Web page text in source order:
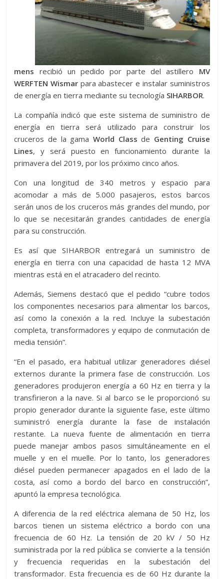
mens recibió un pedido por parte del astillero MV
WERFTEN Wismar para abastecer e instalar suministros
de energía en tierra mediante su tecnología SIHARBOR.
La compañía indicó que este sistema de suministro de
energía en tierra será utilizado para construir los
cruceros de la gama World Class de Genting Cruise
Lines, y será puesto en funcionamiento durante la
primavera del 2019, por los próximo cinco años.
Con una longitud de 340 metros y espacio para
acomodar a más de 5.000 pasajeros, estos barcos
serán unos de los cruceros más grandes del mundo, por
lo que se necesitarán grandes cantidades de energía
para su construcción.
Es así que SIHARBOR entregará un suministro de
energía en tierra con una capacidad de hasta 12 MVA
mientras está en el atracadero del recinto.
Además, Siemens destacó que el pedido “cubre todos
los componentes necesarios para alimentar los barcos,
así como la conexión a la red. Incluye la subestación
completa, transformadores y equipo de conmutación de
media tensión”.
“En el pasado, era habitual utilizar generadores diésel
externos durante la primera fase de construcción. Los
generadores produjeron energía a 60 Hz en tierra y la
transfirieron a la nave. Si al barco se le proporcionó su
propio generador durante la siguiente fase, este último
suministró energía durante la fase de instalación
restante. La nueva fuente de alimentación en tierra
puede manejar ambos pasos simultáneamente en el
muelle y en el muelle. Por lo tanto, los generadores
diésel pueden permanecer apagados en el lado de la
costa, así como a bordo del barco en construcción”,
apuntó la empresa tecnológica.
A diferencia de la red eléctrica alemana de 50 Hz, los
barcos tienen un sistema eléctrico a bordo con una
frecuencia de 60 Hz. La tensión de 20 kV / 50 Hz
suministrada por la red pública se convierte a la tensión
y frecuencia requeridas en la subestación del
transformador. Esta frecuencia es de 60 Hz durante la